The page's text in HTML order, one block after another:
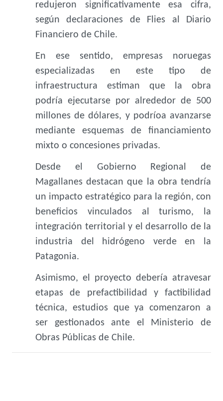
redujeron significativamente esa cifra,
según declaraciones de Flies al Diario
Financiero de Chile.
En ese sentido, empresas noruegas
especializadas en este tipo de
infraestructura estiman que la obra
podría ejecutarse por alrededor de 500
millones de dólares, y podríoa avanzarse
mediante esquemas de financiamiento
mixto o concesiones privadas.
Desde el Gobierno Regional de
Magallanes destacan que la obra tendría
un impacto estratégico para la región, con
beneficios vinculados al turismo, la
integración territorial y el desarrollo de la
industria del hidrógeno verde en la
Patagonia.
Asimismo, el proyecto debería atravesar
etapas de prefactibilidad y factibilidad
técnica, estudios que ya comenzaron a
ser gestionados ante el Ministerio de
Obras Públicas de Chile.